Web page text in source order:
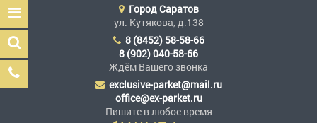
Эксклюзив Паркет
Мы сделали эксклюзив
ГородСаратов
ул. Кутякова, д.138
8 (8452) 58-58-66
8 (902) 040-58-66
Ждём Вашего звонка
exclusive-parket@mail.ru
office@ex-parket.ru
Пишите в любое время